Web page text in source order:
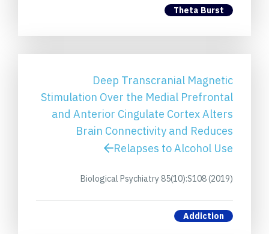
Theta Burst
Deep Transcranial Magnetic
Stimulation Over the Medial Prefrontal
and Anterior Cingulate Cortex Alters
Brain Connectivity and Reduces
Relapses to Alcohol Use
Biological Psychiatry 85(10):S108 (2019)
Addiction